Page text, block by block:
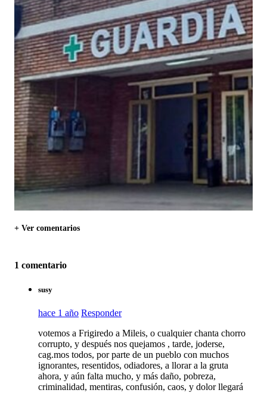
+ Ver comentarios
1 comentario
susy
hace 1 año Responder
votemos a Frigiredo a Mileis, o cualquier chanta chorro
corrupto, y después nos quejamos , tarde, joderse,
cag.mos todos, por parte de un pueblo con muchos
ignorantes, resentidos, odiadores, a llorar a la gruta
ahora, y aún falta mucho, y más daño, pobreza,
criminalidad, mentiras, confusión, caos, y dolor llegará